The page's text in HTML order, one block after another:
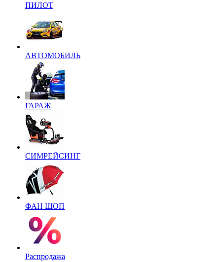
ПИЛОТ
АВТОМОБИЛЬ
ГАРАЖ
СИМРЕЙСИНГ
ФАН ШОП
Распродажа